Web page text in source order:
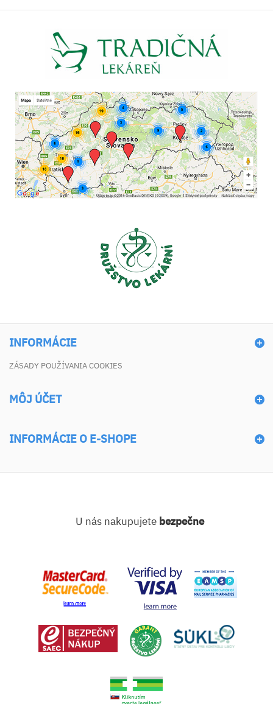
INFORMÁCIE
ZÁSADY POUŽÍVANIA COOKIES
MÔJ ÚČET
INFORMÁCIE O E-SHOPE
U nás nakupujete bezpečne